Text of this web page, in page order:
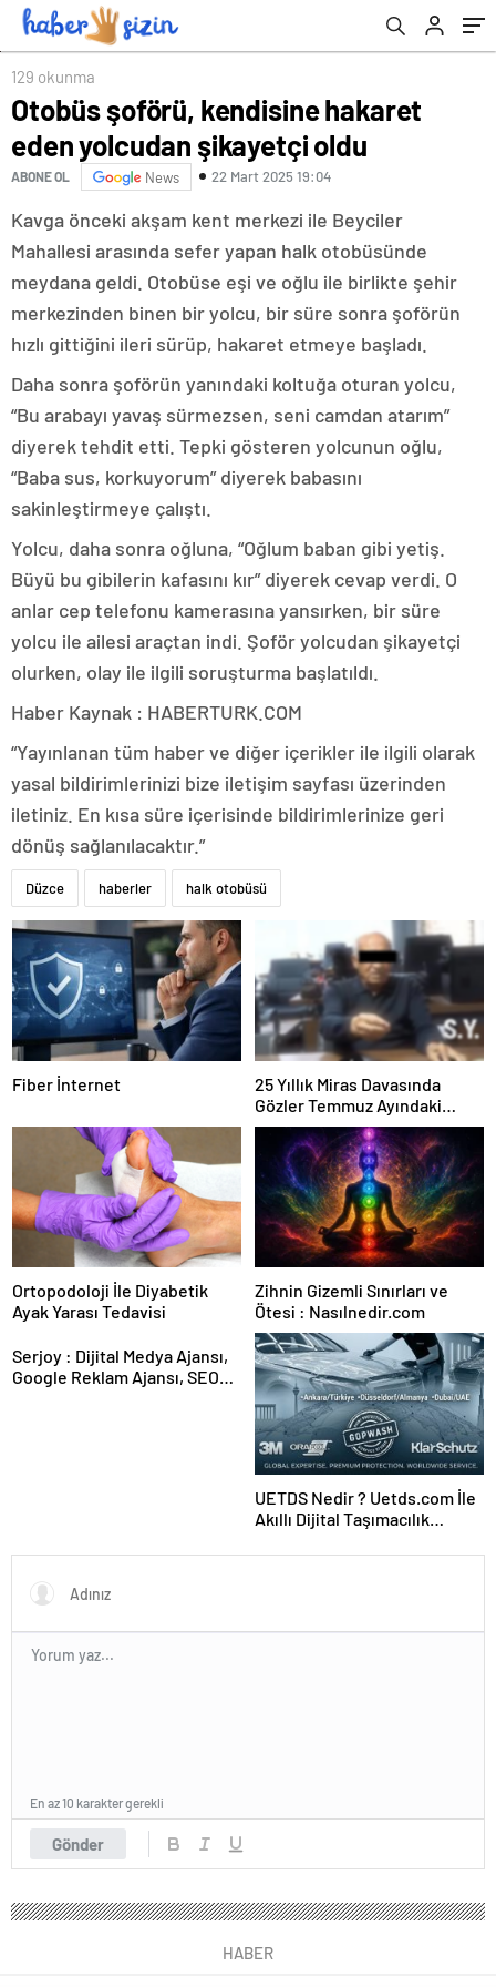
129 okunma
Otobüs şoförü, kendisine hakaret
eden yolcudan şikayetçi oldu
ABONE OL News 22 Mart 2025 19:04
Kavga önceki akşam kent merkezi ile Beyciler
Mahallesi arasında sefer yapan halk otobüsünde
meydana geldi. Otobüse eşi ve oğlu ile birlikte şehir
merkezinden binen bir yolcu, bir süre sonra şoförün
hızlı gittiğini ileri sürüp, hakaret etmeye başladı.
Daha sonra şoförün yanındaki koltuğa oturan yolcu,
“Bu arabayı yavaş sürmezsen, seni camdan atarım”
diyerek tehdit etti. Tepki gösteren yolcunun oğlu,
“Baba sus, korkuyorum” diyerek babasını
sakinleştirmeye çalıştı.
Yolcu, daha sonra oğluna, “Oğlum baban gibi yetiş.
Büyü bu gibilerin kafasını kır” diyerek cevap verdi. O
anlar cep telefonu kamerasına yansırken, bir süre
yolcu ile ailesi araçtan indi. Şoför yolcudan şikayetçi
olurken, olay ile ilgili soruşturma başlatıldı.
Haber Kaynak : HABERTURK.COM
“Yayınlanan tüm haber ve diğer içerikler ile ilgili olarak
yasal bildirimlerinizi bize iletişim sayfası üzerinden
iletiniz. En kısa süre içerisinde bildirimlerinize geri
dönüş sağlanılacaktır.”
Düzce haberler halk otobüsü
Fiber İnternet
25 Yıllık Miras Davasında
Gözler Temmuz Ayındaki
Karar Duruşmasına Çevrildi
Ortopodoloji İle Diyabetik
Ayak Yarası Tedavisi
Zihnin Gizemli Sınırları ve
Ötesi : Nasılnedir.com
Serjoy : Dijital Medya Ajansı,
Google Reklam Ajansı, SEO
UETDS Nedir ? Uetds.com İle
Akıllı Dijital Taşımacılık
Gönder
En az 10 karakter gerekli
HABER